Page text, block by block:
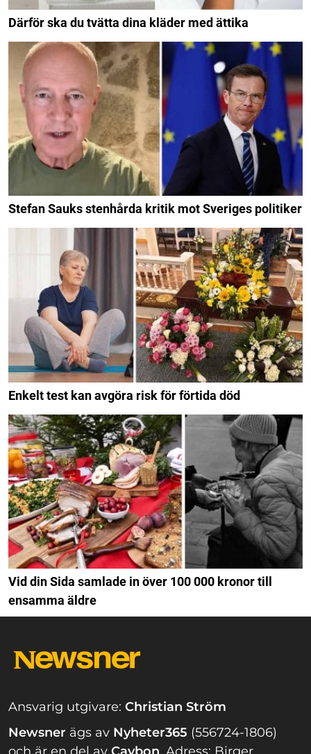
Därför ska du tvätta dina kläder med ättika
Stefan Sauks stenhårda kritik mot Sveriges politiker
Enkelt test kan avgöra risk för förtida död
Vid din Sida samlade in över 100 000 kronor till
ensamma äldre
Ansvarig utgivare: Christian Ström
Newsner ägs av Nyheter365 (556724-1806)